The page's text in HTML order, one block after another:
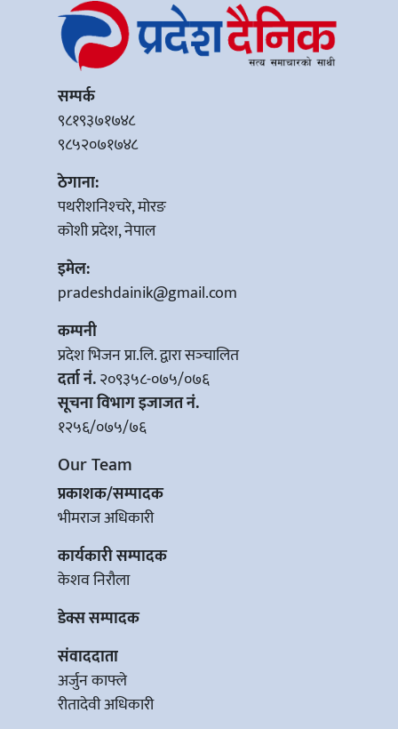
सम्पर्क
९८१९३७१७४८
९८५२०७१७४८
ठेगाना:
पथरीशनिश्‍चरे, मोरङ
कोशी प्रदेश, नेपाल
इमेल:
pradeshdainik@gmail.com
कम्पनी
प्रदेश भिजन प्रा.लि. द्वारा सञ्‍चालित
दर्ता नं.२०९३५८-०७५/०७६
सूचना विभाग इजाजत नं.
१२५६/०७५/७६
Our Team
प्रकाशक/सम्पादक
भीमराज अधिकारी
कार्यकारी सम्पादक
केशव निरौला
डेक्स सम्पादक
संवाददाता
अर्जुन काफ्ले
रीतादेवी अधिकारी